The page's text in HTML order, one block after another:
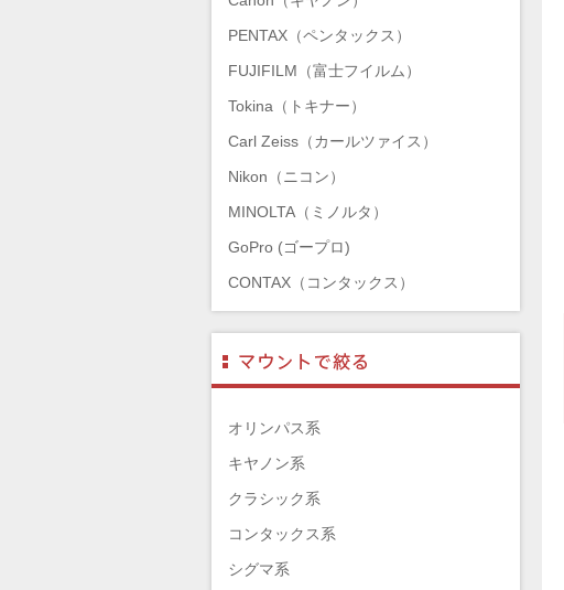
PENTAX（ペンタックス）
FUJIFILM（富士フイルム）
Tokina（トキナー）
Carl Zeiss（カールツァイス）
Nikon（ニコン）
MINOLTA（ミノルタ）
GoPro (ゴープロ)
CONTAX（コンタックス）
Mamiya（マミヤ）
TAMRON（タムロン）
SIGMA（シグマ）
HASSELBLAD（ハッセルブラッド）
EPSON（エプソン）
ENNA München（エナ）
ELEFOTO（エレフォト）
オリンパス系
キヤノン系
クラシック系
コンタックス系
シグマ系